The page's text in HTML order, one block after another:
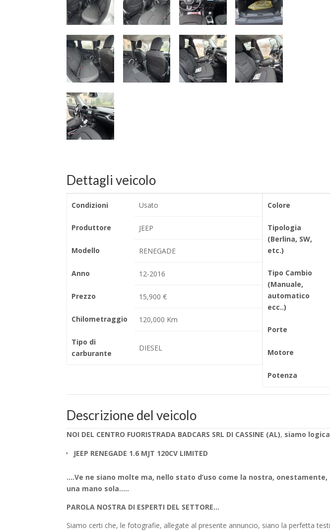
Dettagli veicolo
Condizioni Usato
Produttore JEEP
Modello RENEGADE
Anno 12-2016
Prezzo 15,900 €
Chilometraggio 120,000 Km
Tipo di
carburante
DIESEL
Colore
Tipologia
(Berlina, SW,
etc.)
Tipo Cambio
(Manuale,
automatico
ecc..)
Porte
Motore
Potenza
Descrizione del veicolo
NOI DEL CENTRO FUORISTRADA BADCARS SRL DI CASSINE (AL), siamo
JEEP RENEGADE 1.6 MJT 120CV LIMITED
….Ve ne siano molte ma, nello stato d’uso come la nostra,
una mano sola…..
PAROLA NOSTRA DI ESPERTI DEL SETTORE…
Siamo certi che, le fotografie, allegate al presente annuncio, siano la perfetta